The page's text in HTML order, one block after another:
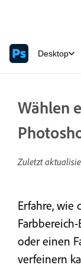
Desktop
Wählen
Zuletzt
Erfahre, wie
oder einen
verfeinern